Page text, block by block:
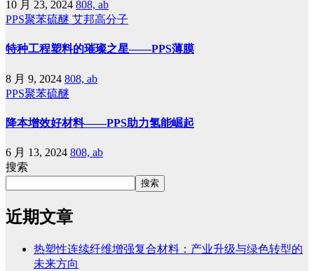
10 月 23, 2024 808, ab
PPS聚苯硫醚 艾邦高分子
特种工程塑料的璀璨之星——PPS薄膜
8 月 9, 2024 808, ab
PPS聚苯硫醚
降本增效好材料——PPS助力氢能崛起
6 月 13, 2024 808, ab
搜索
搜索
近期文章
热塑性连续纤维增强复合材料：产业升级与绿色转型的
未来方向